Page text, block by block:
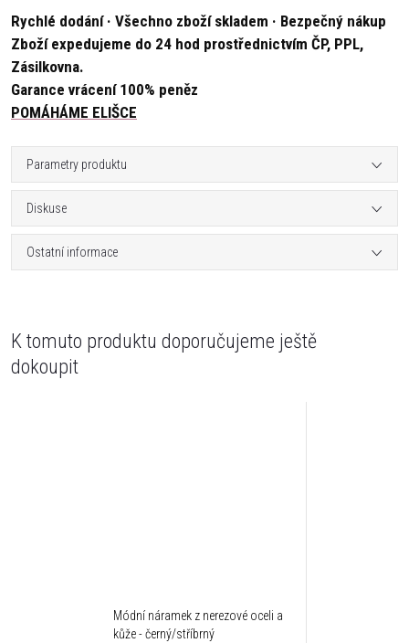
Rychlé dodání · Všechno zboží skladem · Bezpečný nákup
Zboží expedujeme do 24 hod prostřednictvím ČP, PPL,
Zásilkovna.
Garance vrácení 100% peněz
POMÁHÁME ELIŠCE
Parametry produktu
Diskuse
Ostatní informace
K tomuto produktu doporučujeme ještě
dokoupit
Módní náramek z nerezové oceli a
kůže - černý/stříbrný